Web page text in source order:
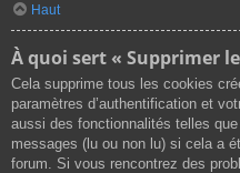
Haut
À quoi sert « Supprimer
Cela supprime tous les cookies
paramètres d’authentification et
aussi des fonctionnalités telles
messages (lu ou non lu) si cela a
forum. Si vous rencontrez des